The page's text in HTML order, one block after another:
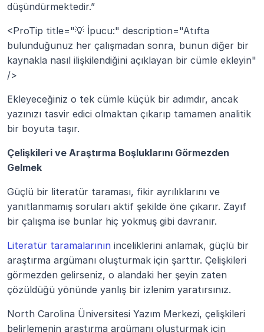
düşündürmektedir.”
<ProTip title="💡 İpucu:" description="Atıfta
bulunduğunuz her çalışmadan sonra, bunun diğer bir
kaynakla nasıl ilişkilendiğini açıklayan bir cümle ekleyin"
/>
Ekleyeceğiniz o tek cümle küçük bir adımdır, ancak
yazınızı tasvir edici olmaktan çıkarıp tamamen analitik
bir boyuta taşır.
Çelişkileri ve Araştırma Boşluklarını Görmezden
Gelmek
Güçlü bir literatür taraması, fikir ayrılıklarını ve
yanıtlanmamış soruları aktif şekilde öne çıkarır. Zayıf
bir çalışma ise bunlar hiç yokmuş gibi davranır.
Literatür taramalarının inceliklerini anlamak, güçlü bir
araştırma argümanı oluşturmak için şarttır. Çelişkileri
görmezden gelirseniz, o alandaki her şeyin zaten
çözüldüğü yönünde yanlış bir izlenim yaratırsınız.
North Carolina Üniversitesi Yazım Merkezi, çelişkileri
belirlemenin araştırma argümanı oluşturmak için